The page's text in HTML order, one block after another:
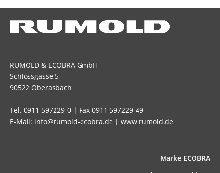
RUMOLD & ECOBRA GmbH
Schlossgasse 5
90522 Oberasbach
Tel. 0911 597229-0 | Fax 0911 597229-49
E-Mail: info@rumold-ecobra.de | www.rumold.de
Marke ECOBRA